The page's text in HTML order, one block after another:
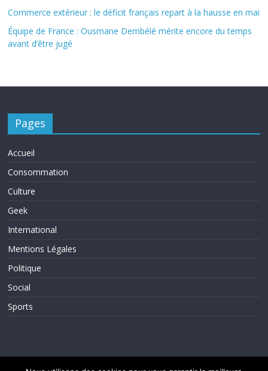
Commerce extérieur : le déficit français repart à la hausse en mai
Équipe de France : Ousmane Dembélé mérite encore du temps
avant d’être jugé
Pages
Accueil
Consommation
Culture
Geek
International
Mentions Légales
Politique
Social
Sports